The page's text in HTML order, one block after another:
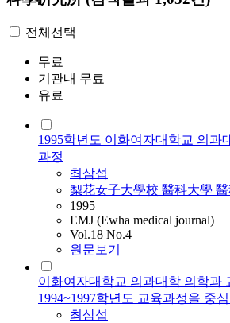
전체선택
무료
기관내 무료
유료
1995학년도 이화여자대학교 의과
과정
최삼섭
梨花女子大學校 醫科大學
1995
EMJ (Ewha medical journal)
Vol.18 No.4
원문보기
이화여자대학교 의과대학 의학과
1994~1997학년도 교육과정을 중
최삼섭